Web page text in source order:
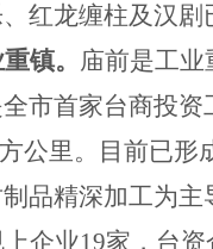
红龙缠柱及汉
镇。 庙前是工
市首家台商投
公里。目前已形
品精深加工为
企业19家，台